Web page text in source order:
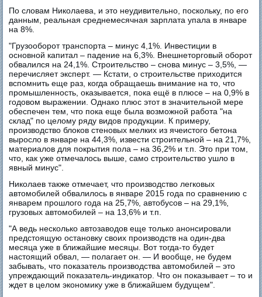
По словам Николаева, и это неудивительно, поскольку, по его
данным, реальная среднемесячная зарплата упала в январе
на 8%.
"Грузооборот транспорта – минус 4,1%. Инвестиции в
основной капитал – падение на 6,3%. Внешнеторговый оборот
обвалился на 24,1%. Строительство – снова минус – 3,5%, —
перечисляет эксперт. — Кстати, о строительстве приходится
вспомнить еще раз, когда обращаешь внимание на то, что
промышленность, оказывается, пока ещё в плюсе – на 0,9% в
годовом выражении. Однако плюс этот в значительной мере
обеспечен тем, что пока еще была возможной работа "на
склад" по целому ряду видов продукции. К примеру,
производство блоков стеновых мелких из ячеистого бетона
выросло в январе на 44,3%, извести строительной – на 21,7%,
материалов для покрытия пола – на 36,2% и т.п. Это при том,
что, как уже отмечалось выше, само строительство ушло в
явный минус".
Николаев также отмечает, что производство легковых
автомобилей обвалилось в январе 2015 года по сравнению с
январем прошлого года на 25,7%, автобусов – на 29,1%,
грузовых автомобилей – на 13,6% и т.п.
"А ведь несколько автозаводов еще только анонсировали
предстоящую остановку своих производств на один-два
месяца уже в ближайшие месяцы. Вот тогда-то будет
настоящий обвал, — полагает он. — И вообще, не будем
забывать, что показатель производства автомобилей – это
упреждающий показатель-индикатор. Что он показывает – то и
ждет в целом экономику уже в ближайшем будущем".